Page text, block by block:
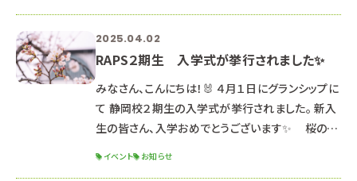
ンターネット出願の手引き配布 ☑インターネット出
願説明会開催 ☑初めてオープンキャンパスに参加
する方も安心♪ 学科説明＋体験授業で進路研究
もば
2025.04.02
RAPS２期生 入学式が挙行されました✨
みなさん、こんにちは！🐰 ４月１日にグランシップに
て 静岡校２期生の入学式が挙行されました。 新入
生の皆さん、入学おめでとうございます✨ 桜の花
イベント お知らせ